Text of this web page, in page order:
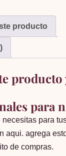
producto
producto
para
para
aqui. agrega
de compras.